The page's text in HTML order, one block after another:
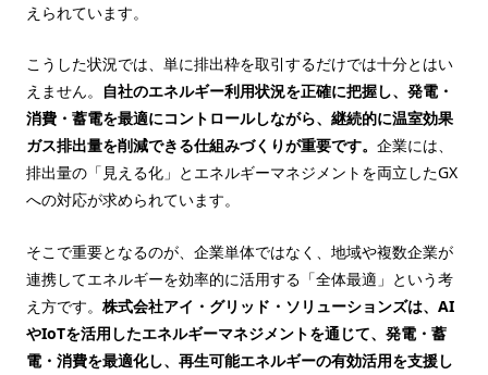
えられています。
こうした状況では、単に排出枠を取引するだけでは十分とはい
えません。 自社のエネルギー利用状況を正確に把握し、発電・
消費・蓄電を最適にコントロールしながら、継続的に温室効果
ガス排出量を削減できる仕組みづくりが重要です。 企業には、
排出量の「見える化」とエネルギーマネジメントを両立したGX
への対応が求められています。
そこで重要となるのが、企業単体ではなく、地域や複数企業が
連携してエネルギーを効率的に活用する「全体最適」という考
え方です。 株式会社アイ・グリッド・ソリューションズは、AI
やIoTを活用したエネルギーマネジメントを通じて、発電・蓄
電・消費を最適化し、再生可能エネルギーの有効活用を支援し